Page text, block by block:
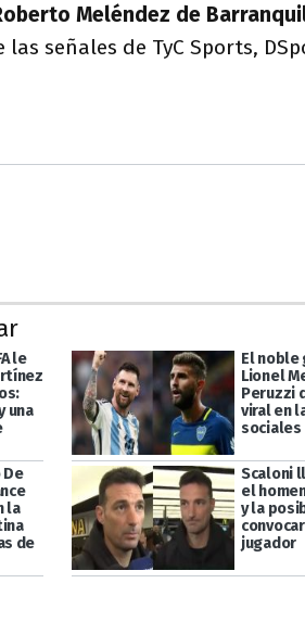
Meléndez de
señales de TyC Sports,
le
una
El noble
Lionel
Peruzzi
viral en
sociales
De
la
de
Scaloni
el
y la
jugador